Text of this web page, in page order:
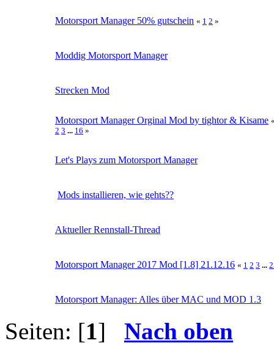
Motorsport Manager 50% gutschein « 1 2 »
Moddig Motorsport Manager
Strecken Mod
Motorsport Manager Orginal Mod by tightor & Kisame
2 3 ... 16 »
Let's Plays zum Motorsport Manager
Mods installieren, wie gehts??
Aktueller Rennstall-Thread
Motorsport Manager 2017 Mod [1.8] 21.12.16 « 1 2 3 ...
Motorsport Manager: Alles über MAC und MOD 1.3
Seiten: [1] Nach oben